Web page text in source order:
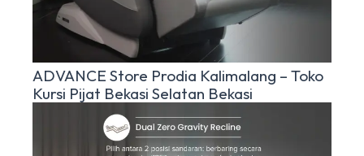
ADVANCE Store Prodia Kalimalang – Toko
Kursi Pijat Bekasi Selatan Bekasi